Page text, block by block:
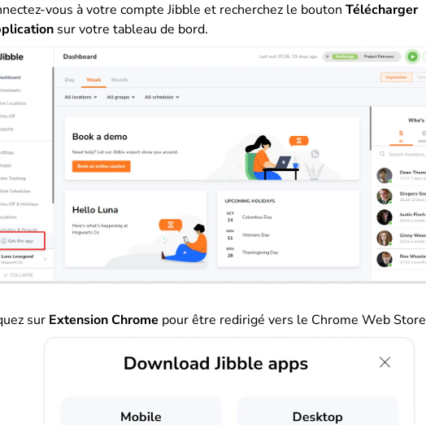
vous à votre compte Jibble et recherchez le bouton Télécharger
sur votre tableau de bord.
sur Extension Chrome pour être redirigé vers le Chrome Web Store